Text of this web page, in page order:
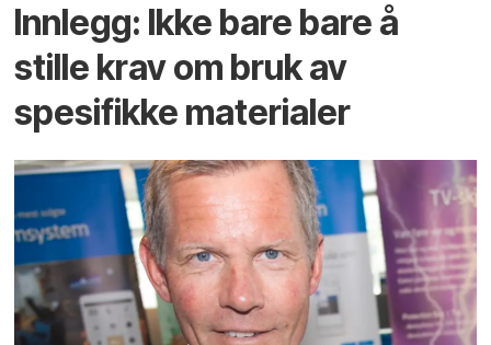
Innlegg: Ikke bare bare å
stille krav om bruk av
spesifikke materialer